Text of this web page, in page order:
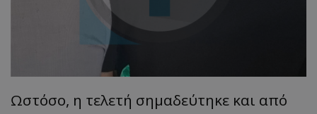
Ωστόσο, η τελετή σημαδεύτηκε και από